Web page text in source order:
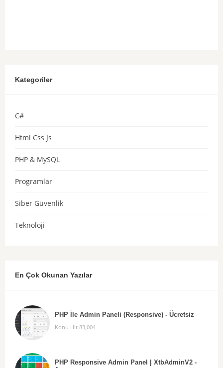
Kategoriler
C#
Html Css Js
PHP & MySQL
Programlar
Siber Güvenlik
Teknoloji
En Çok Okunan Yazılar
PHP İle Admin Paneli (Responsive) - Ücretsiz
Konu Hit 83,004
PHP Responsive Admin Panel | XtbAdminV2 -